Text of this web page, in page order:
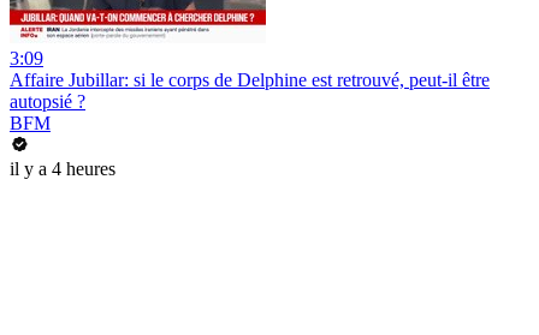
3:09
Affaire Jubillar: si le corps de Delphine est retrouvé, peut-il être
autopsié ?
BFM
il y a 4 heures